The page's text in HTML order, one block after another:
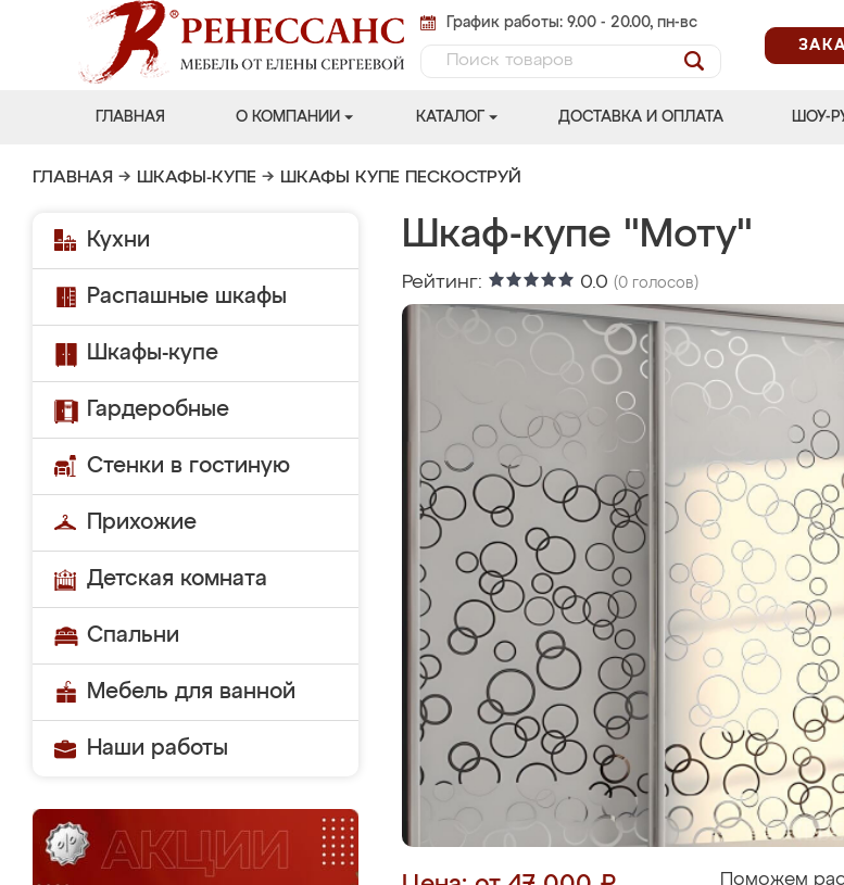
График работы: 9.00 - 20.00, пн-вс
ГЛАВНАЯ О КОМПАНИИ КАТАЛОГ ДОСТАВКА И ОПЛАТА ШОУ-
ГЛАВНАЯ → ШКАФЫ-КУПЕ → ШКАФЫ КУПЕ ПЕСКОСТРУЙ
Кухни
Распашные шкафы
Шкафы-купе
Гардеробные
Стенки в гостиную
Прихожие
Детская комната
Спальни
Мебель для ванной
Наши работы
Шкаф-купе "Моту"
Рейтинг: 0.0 (0 голосов)
Поможем